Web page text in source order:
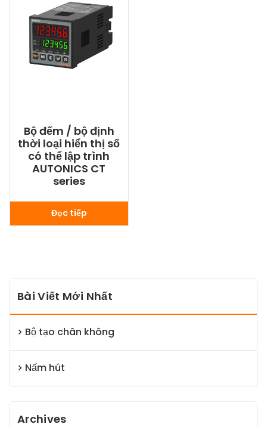
Bộ đếm / bộ định
thời loại hiển thị số
có thể lập trình
AUTONICS CT
series
Đọc tiếp
Bài Viết Mới Nhất
Bộ tạo chân không
Nấm hút
Archives